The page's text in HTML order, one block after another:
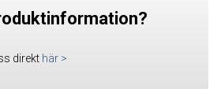
direkt här >